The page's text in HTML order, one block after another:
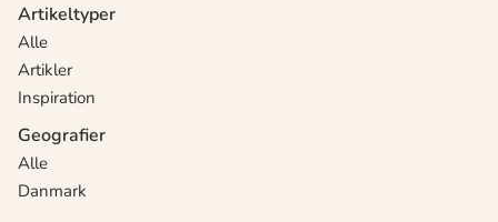
Artikeltyper
Alle
Artikler
Inspiration
Geografier
Alle
Danmark